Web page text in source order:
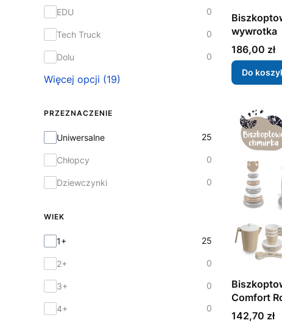
EDU 0
Tech Truck 0
Dolu 0
Więcej opcji (19)
PRZEZNACZENIE
Przeznaczenie
Uniwersalne 25
Chłopcy 0
Dziewczynki 0
WIEK
Wiek
1+ 25
2+ 0
3+ 0
4+ 0
wywrotka
Cena
186,00 zł
Do
Comfort
Cena
142,70 zł